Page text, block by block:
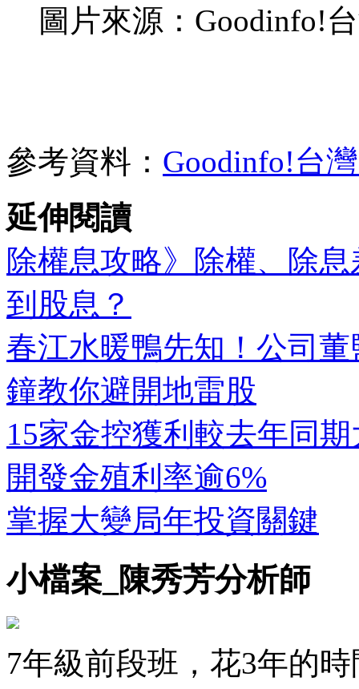
圖片來源：Goodinfo!
參考資料： Goodinfo!台
延伸閱讀
除權息攻略》除權、除
到股息？
春江水暖鴨先知！公司
鐘教你避開地雷股
15家金控獲利較去年同
開發金殖利率逾6%
掌握大變局年投資關鍵
小檔案_陳秀芳分析師
7年級前段班，花3年的